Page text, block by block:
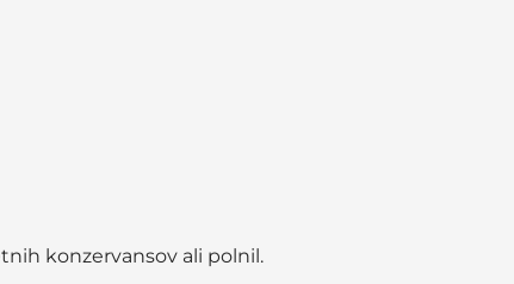
konzervansov ali polnil.